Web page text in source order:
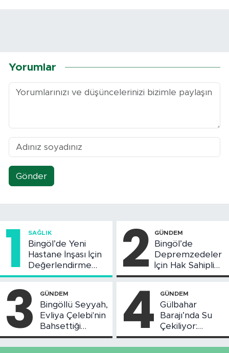
Yorumlar
Gönder
1 SAĞLIK
Bingöl’de Yeni
Hastane İnşası İçin
Değerlendirme
Toplantısı Yapıldı
2 GÜNDEM
Bingöl’de
Depremzedeler
İçin Hak Sahipliği
Askı Süreci
3 GÜNDEM
Bingöllü Seyyah,
Evliya Çelebi'nin
Bahsettiği
Bingöl'deki O
Yeri Görüntüledi
4 GÜNDEM
Gülbahar
Barajı’nda Su
Çekiliyor:
Piknikçi Sayısı
Azaldı